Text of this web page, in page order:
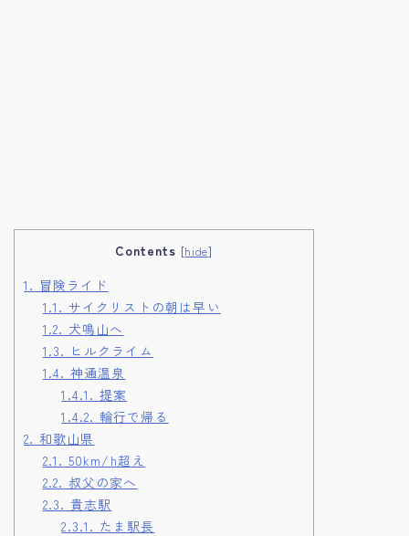
Contents [hide]
1. 冒険ライド
1.1. サイクリストの朝は早い
1.2. 犬鳴山へ
1.3. ヒルクライム
1.4. 神通温泉
1.4.1. 提案
1.4.2. 輪行で帰る
2. 和歌山県
2.1. 50km/h超え
2.2. 叔父の家へ
2.3. 貴志駅
2.3.1. たま駅長